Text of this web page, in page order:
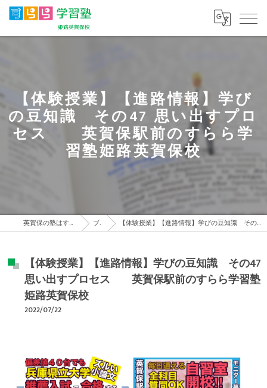
【体験授業】【進路情報】学び
の豆知識 その47 思い出すプロ
セス 英賀保駅前のすらら学
習塾姫路英賀保校
英賀保の塾はすらら学習塾 姫路英賀保校 ブログ 【体験授業】【進路情報】学びの豆知識 その47 思い出すプロセス 英賀保駅前のすらら学習塾姫路英賀保校
【体験授業】【進路情報】学びの豆知識 その47
思い出すプロセス 英賀保駅前のすらら学習塾
姫路英賀保校
2022/07/22